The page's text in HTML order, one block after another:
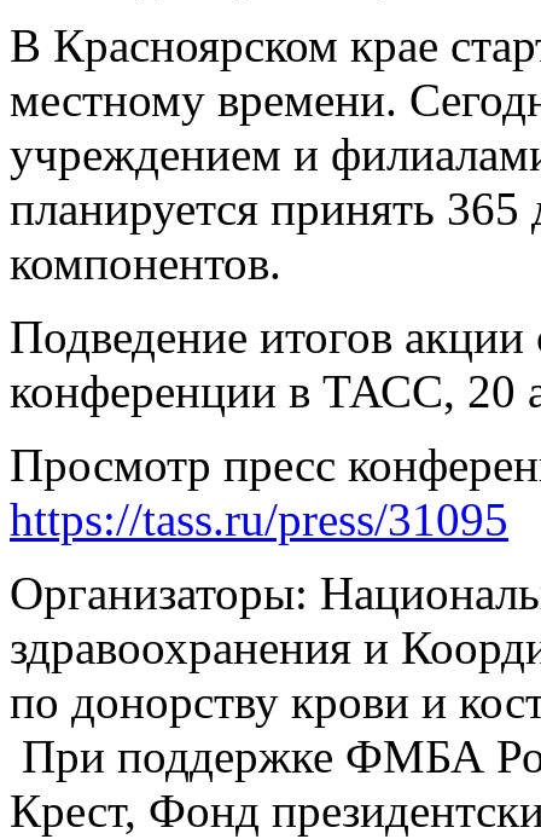
В Красноярском крае
местному времени.
учреждением и
планируется принять
компонентов.
Подведение итогов акции
конференции в ТАСС, 20
Просмотр пресс
https://tass.ru/press/31095
Организаторы:
здравоохранения и
по донорству крови и
При поддержке ФМБА
Крест, Фонд